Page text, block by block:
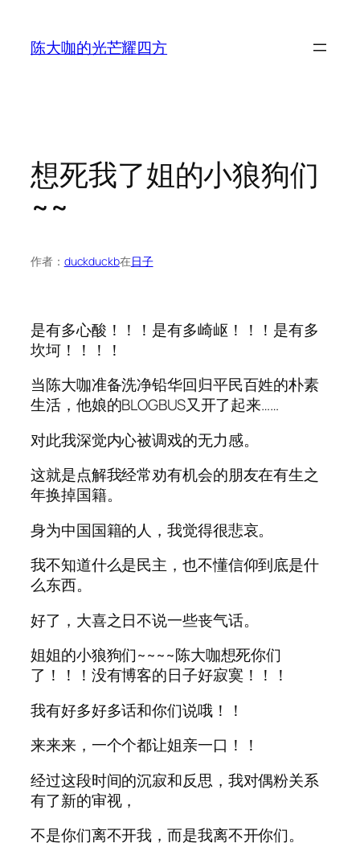
陈大咖的光芒耀四方
想死我了姐的小狼狗们
~~
作者： duckduckb在日子
是有多心酸！！！是有多崎岖！！！是有多
坎坷！！！！
当陈大咖准备洗净铅华回归平民百姓的朴素
生活，他娘的BLOGBUS又开了起来……
对此我深觉内心被调戏的无力感。
这就是点解我经常劝有机会的朋友在有生之
年换掉国籍。
身为中国国籍的人，我觉得很悲哀。
我不知道什么是民主，也不懂信仰到底是什
么东西。
好了，大喜之日不说一些丧气话。
姐姐的小狼狗们~~~~陈大咖想死你们
了！！！没有博客的日子好寂寞！！！
我有好多好多话和你们说哦！！
来来来，一个个都让姐亲一口！！
经过这段时间的沉寂和反思，我对偶粉关系
有了新的审视，
不是你们离不开我，而是我离不开你们。